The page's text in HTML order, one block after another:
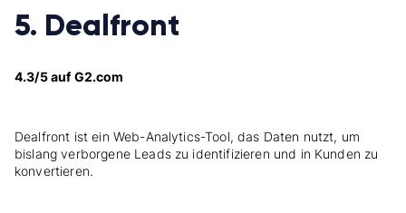
5. Dealfront
4.3/5 auf G2.com
Dealfront ist ein Web-Analytics-Tool, das Daten nutzt, um
bislang verborgene Leads zu identifizieren und in Kunden zu
konvertieren.